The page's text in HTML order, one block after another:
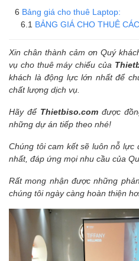
Bảng giá cho thuê Laptop:
BẢNG GIÁ CHO THUÊ
Xin chân thành cảm ơn Quý
vụ cho thuê máy chiếu của
khách là động lực lớn nhất để
chất lượng dịch vụ.
Hãy để Thietbiso.com được
những dự án tiếp theo nhé!
Chúng tôi cam kết sẽ luôn nỗ
nhất, đáp ứng mọi nhu cầu của
Rất mong nhận được những
chúng tôi ngày càng hoàn thiện